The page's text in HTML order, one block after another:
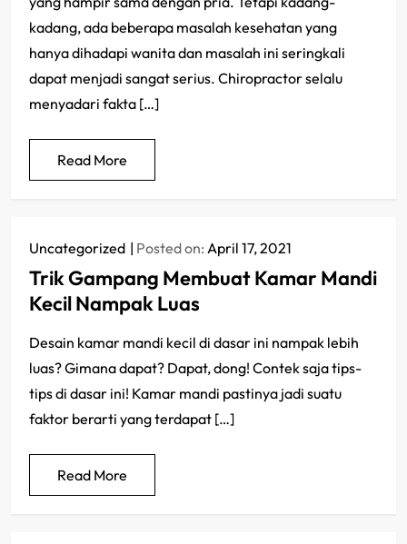
kadang, ada beberapa masalah kesehatan yang
hanya dihadapi wanita dan masalah ini seringkali
dapat menjadi sangat serius. Chiropractor selalu
menyadari fakta […]
Read More
Uncategorized Posted on: April 17, 2021
Trik Gampang Membuat Kamar Mandi
Kecil Nampak Luas
Desain kamar mandi kecil di dasar ini nampak lebih
luas? Gimana dapat? Dapat, dong! Contek saja tips-
tips di dasar ini! Kamar mandi pastinya jadi suatu
faktor berarti yang terdapat […]
Read More